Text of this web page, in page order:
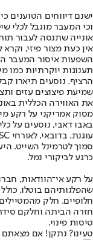
ישנם דיווחים הטוענים
וכי המעבר מוגבל לכלי
אין כעת מצור פיזי,
השפעות איסור המעבר
הרציף. נוסעים תיארו
שמיעת פיצוצים עזים
את האווירה הכללית
מסוק אמריקני על רקע
באבו דאבי, נוסעים על
סמוך לטרמינל השייט.
כרגע לביקורי נמל.
על רקע אי־הוודאות,
שהפלגותיהם בוטלו,
חלופיים. חלק
חזרה הביתה וחלקם
טיסות פינוי.
טעינו? נתקן! אם